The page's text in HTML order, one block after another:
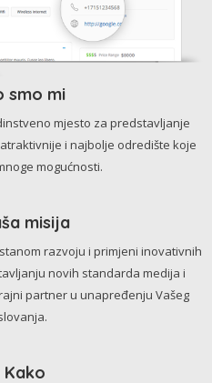
smo mi
mjesto za predstavljanje
i najbolje odredište koje
mogućnosti.
misija
razvoju i primjeni inovativnih
novih standarda medija i
partner u unapređenju Vašeg
Kako